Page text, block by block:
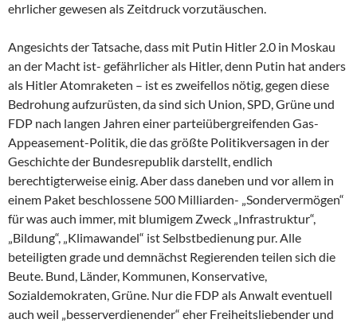
ehrlicher gewesen als Zeitdruck vorzutäuschen.
Angesichts der Tatsache, dass mit Putin Hitler 2.0 in Moskau
an der Macht ist- gefährlicher als Hitler, denn Putin hat anders
als Hitler Atomraketen – ist es zweifellos nötig, gegen diese
Bedrohung aufzurüsten, da sind sich Union, SPD, Grüne und
FDP nach langen Jahren einer parteiübergreifenden Gas-
Appeasement-Politik, die das größte Politikversagen in der
Geschichte der Bundesrepublik darstellt, endlich
berechtigterweise einig. Aber dass daneben und vor allem in
einem Paket beschlossene 500 Milliarden- „Sondervermögen“
für was auch immer, mit blumigem Zweck „Infrastruktur“,
„Bildung“, „Klimawandel“ ist Selbstbedienung pur. Alle
beteiligten grade und demnächst Regierenden teilen sich die
Beute. Bund, Länder, Kommunen, Konservative,
Sozialdemokraten, Grüne. Nur die FDP als Anwalt eventuell
auch weil „besserverdienender“ eher Freiheitsliebender und